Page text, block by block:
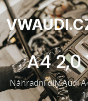
A4 2,0
Náhradní díly Audi